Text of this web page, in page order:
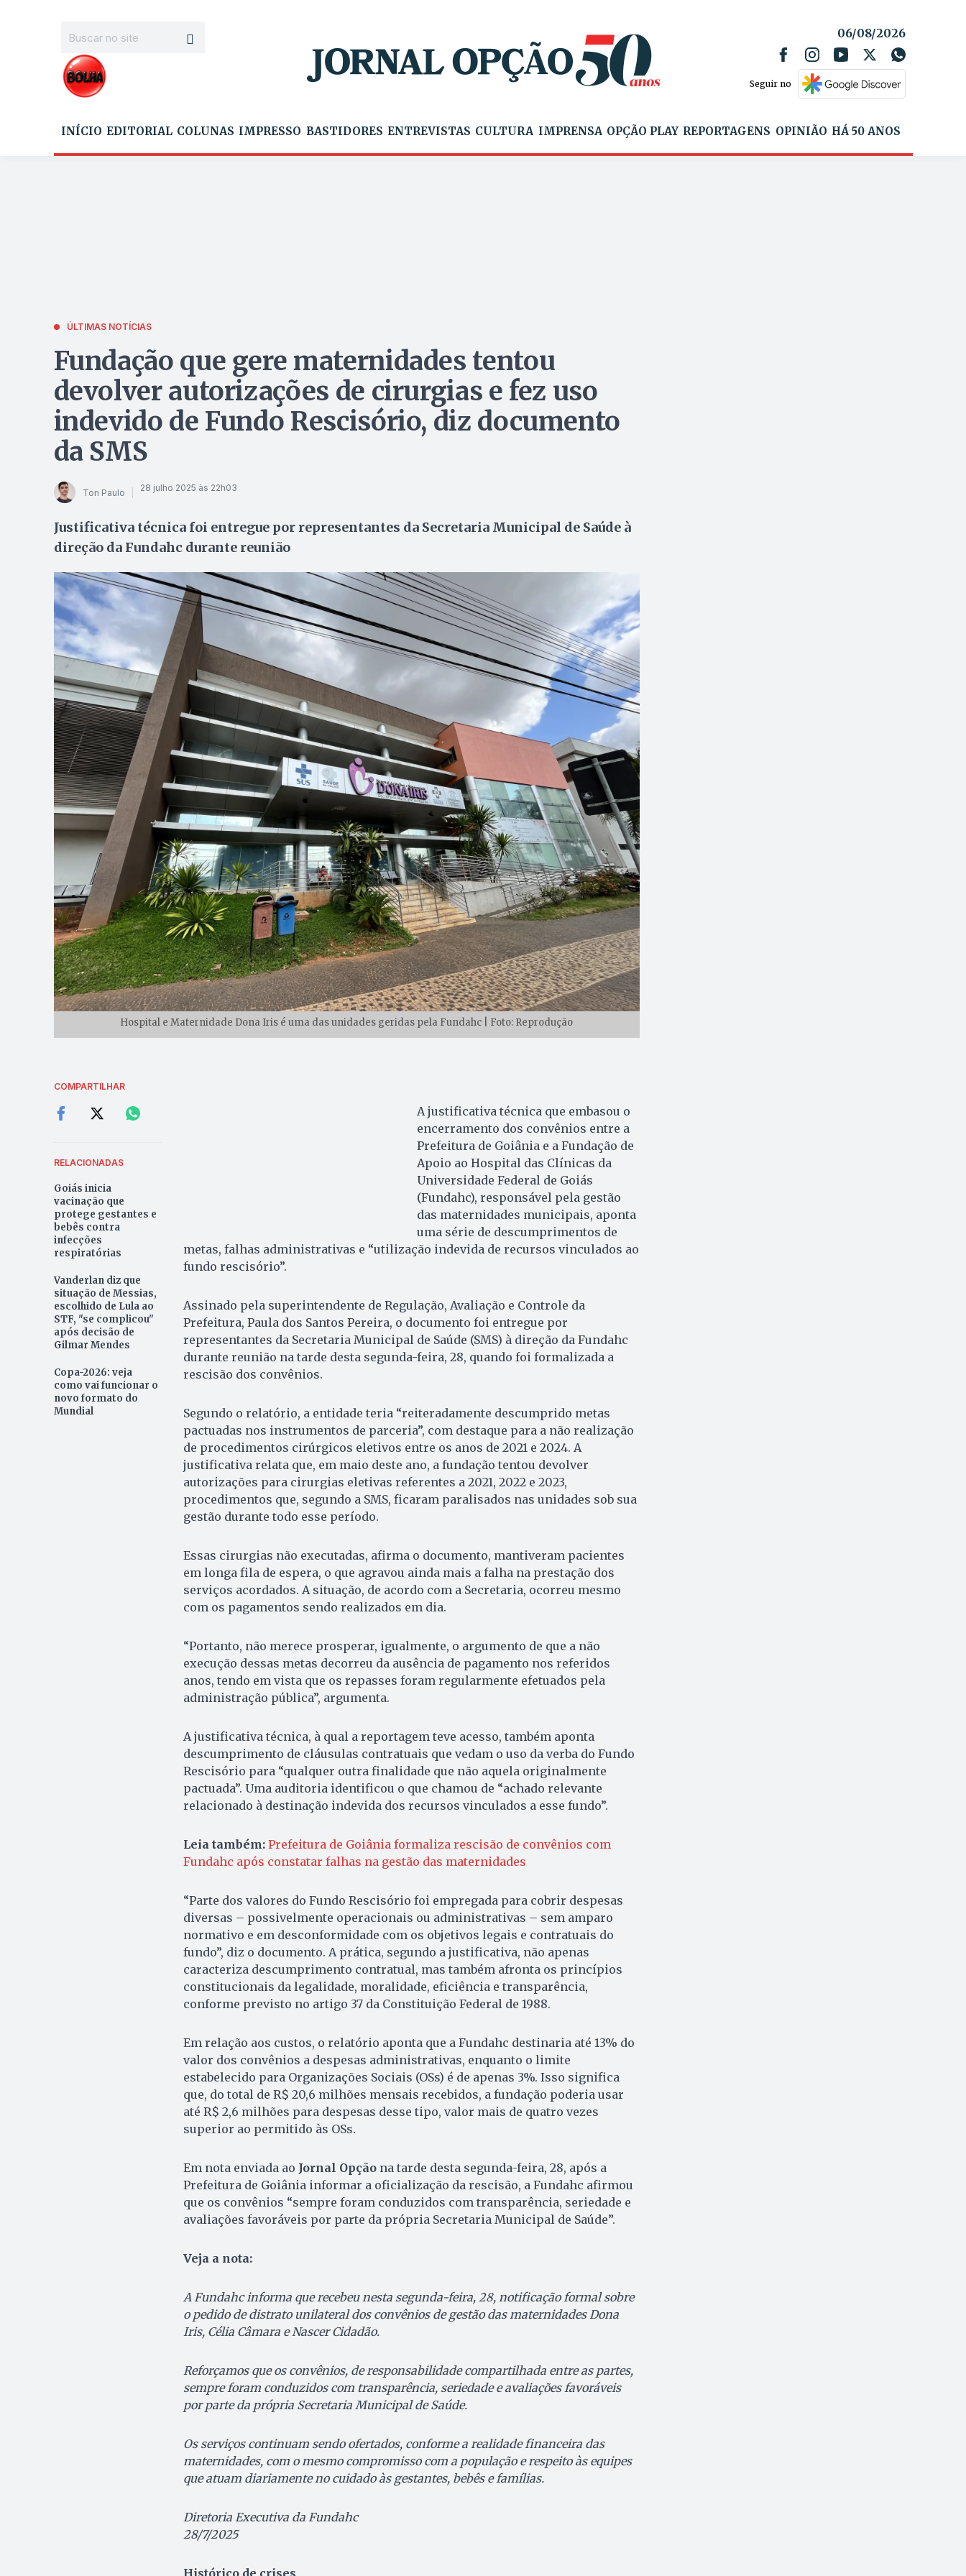
06/08/2026
Seguir no
INÍCIO EDITORIAL COLUNAS IMPRESSO BASTIDORES ENTREVISTAS CULTURA IMPRENSA OPÇÃO PLAY REPORTAGENS OPINIÃO HÁ 50 ANOS
ÚLTIMAS NOTÍCIAS
Fundação que gere maternidades tentou
devolver autorizações de cirurgias e fez uso
indevido de Fundo Rescisório, diz documento
da SMS
Ton Paulo 28 julho 2025 às 22h03
Justificativa técnica foi entregue por representantes da Secretaria Municipal de Saúde à
direção da Fundahc durante reunião
Hospital e Maternidade Dona Iris é uma das unidades geridas pela Fundahc | Foto: Reprodução
COMPARTILHAR
RELACIONADAS
Goiás inicia
vacinação que
protege gestantes e
bebês contra
infecções
respiratórias
Vanderlan diz que
situação de Messias,
escolhido de Lula ao
STF, "se complicou"
após decisão de
Gilmar Mendes
Copa-2026: veja
como vai funcionar o
novo formato do
Mundial
A justificativa técnica que embasou o
encerramento dos convênios entre a
Prefeitura de Goiânia e a Fundação de
Apoio ao Hospital das Clínicas da
Universidade Federal de Goiás
(Fundahc), responsável pela gestão
das maternidades municipais, aponta
uma série de descumprimentos de
metas, falhas administrativas e “utilização indevida de recursos vinculados ao
fundo rescisório”.
Assinado pela superintendente de Regulação, Avaliação e Controle da
Prefeitura, Paula dos Santos Pereira, o documento foi entregue por
representantes da Secretaria Municipal de Saúde (SMS) à direção da Fundahc
durante reunião na tarde desta segunda-feira, 28, quando foi formalizada a
rescisão dos convênios.
Segundo o relatório, a entidade teria “reiteradamente descumprido metas
pactuadas nos instrumentos de parceria”, com destaque para a não realização
de procedimentos cirúrgicos eletivos entre os anos de 2021 e 2024. A
justificativa relata que, em maio deste ano, a fundação tentou devolver
autorizações para cirurgias eletivas referentes a 2021, 2022 e 2023,
procedimentos que, segundo a SMS, ficaram paralisados nas unidades sob sua
gestão durante todo esse período.
Essas cirurgias não executadas, afirma o documento, mantiveram pacientes
em longa fila de espera, o que agravou ainda mais a falha na prestação dos
serviços acordados. A situação, de acordo com a Secretaria, ocorreu mesmo
com os pagamentos sendo realizados em dia.
“Portanto, não merece prosperar, igualmente, o argumento de que a não
execução dessas metas decorreu da ausência de pagamento nos referidos
anos, tendo em vista que os repasses foram regularmente efetuados pela
administração pública”, argumenta.
A justificativa técnica, à qual a reportagem teve acesso, também aponta
descumprimento de cláusulas contratuais que vedam o uso da verba do Fundo
Rescisório para “qualquer outra finalidade que não aquela originalmente
pactuada”. Uma auditoria identificou o que chamou de “achado relevante
relacionado à destinação indevida dos recursos vinculados a esse fundo”.
Leia também: Prefeitura de Goiânia formaliza rescisão de convênios com
Fundahc após constatar falhas na gestão das maternidades
“Parte dos valores do Fundo Rescisório foi empregada para cobrir despesas
diversas – possivelmente operacionais ou administrativas – sem amparo
normativo e em desconformidade com os objetivos legais e contratuais do
fundo”, diz o documento. A prática, segundo a justificativa, não apenas
caracteriza descumprimento contratual, mas também afronta os princípios
constitucionais da legalidade, moralidade, eficiência e transparência,
conforme previsto no artigo 37 da Constituição Federal de 1988.
Em relação aos custos, o relatório aponta que a Fundahc destinaria até 13% do
valor dos convênios a despesas administrativas, enquanto o limite
estabelecido para Organizações Sociais (OSs) é de apenas 3%. Isso significa
que, do total de R$ 20,6 milhões mensais recebidos, a fundação poderia usar
até R$ 2,6 milhões para despesas desse tipo, valor mais de quatro vezes
superior ao permitido às OSs.
Em nota enviada ao Jornal Opçãona tarde desta segunda-feira, 28, após a
Prefeitura de Goiânia informar a oficialização da rescisão, a Fundahc afirmou
que os convênios “sempre foram conduzidos com transparência, seriedade e
avaliações favoráveis por parte da própria Secretaria Municipal de Saúde”.
Veja a nota:
A Fundahc informa que recebeu nesta segunda-feira, 28, notificação formal sobre
o pedido de distrato unilateral dos convênios de gestão das maternidades Dona
Iris, Célia Câmara e Nascer Cidadão.
Reforçamos que os convênios, de responsabilidade compartilhada entre as partes,
sempre foram conduzidos com transparência, seriedade e avaliações favoráveis
por parte da própria Secretaria Municipal de Saúde.
Os serviços continuam sendo ofertados, conforme a realidade financeira das
maternidades, com o mesmo compromisso com a população e respeito às equipes
que atuam diariamente no cuidado às gestantes, bebês e famílias.
Diretoria Executiva da Fundahc
28/7/2025
Histórico de crises